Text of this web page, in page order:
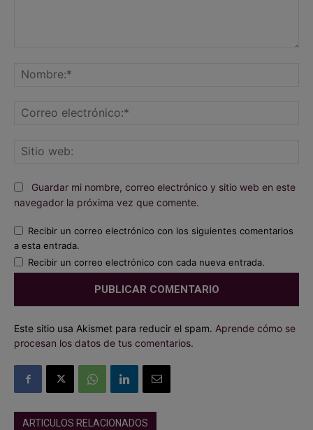
Guardar mi nombre, correo electrónico y sitio web en este
navegador la próxima vez que comente.
Recibir un correo electrónico con los siguientes comentarios
a esta entrada.
Recibir un correo electrónico con cada nueva entrada.
Este sitio usa Akismet para reducir el spam. Aprende cómo se
procesan los datos de tus comentarios.
ARTICULOS RELACIONADOS